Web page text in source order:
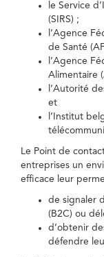
le Service
(SIRS) ;
l’Agence
de Santé
l’Agence
Alimentaire
l’Autorité
et
l’Institut
Le Point de
entreprises un
efficace leur
de signaler
(B2C) ou
d’obtenir
défendre